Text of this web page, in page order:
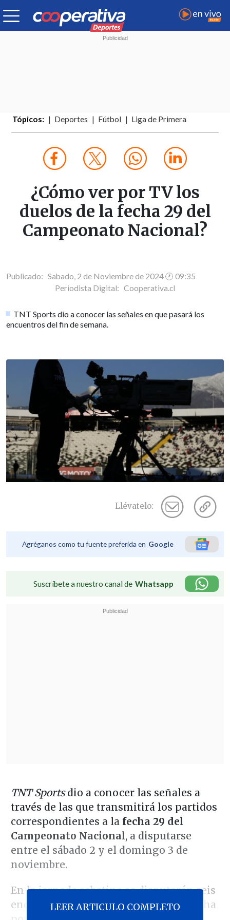
Tópicos: Deportes Fútbol Liga de Primera
¿Cómo ver por TV los
duelos de la fecha 29 del
Campeonato Nacional?
Publicado: Sabado, 2 de Noviembre de 2024 🕐 09:35
Periodista Digital: Cooperativa.cl
TNT Sports dio a conocer las señales en que pasará los
encuentros del fin de semana.
Llévatelo:
Agréganos como tu fuente preferida en Google
Suscríbete a nuestro canal de Whatsapp
TNT Sportsdio a conocer las señales a
través de las que transmitirá los partidos
correspondientes a la fecha 29 del
Campeonato Nacional, a disputarse
entre el sábado 2 y el domingo 3 de
noviembre.
En la jornada sabatina se disputarán seis
encuentros a las 18:00 horas, con la lucha
LEER ARTICULO COMPLETO